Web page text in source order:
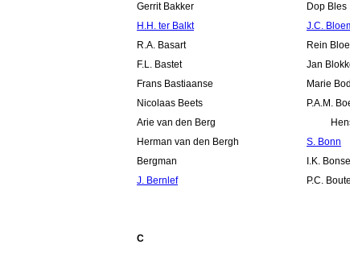
Gerrit Bakker
Dop Bles
H.H. ter Balkt
J.C.
R.A. Basart
Rein
F.L. Bastet
Jan
Frans Bastiaanse
Marie
Nicolaas Beets
P.A.M.
Arie van den Berg
Herman van den Bergh
S. Bonn
Bergman
I.K.
J. Bernlef
P.C.
C